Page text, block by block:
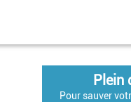
Plein
Pour sauver